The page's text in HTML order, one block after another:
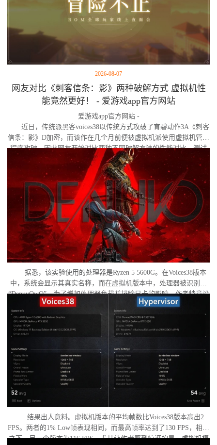
2026-08-07
网友对比《刺客信条：影》两种破解方式 虚拟机性
能竟然更好！ - 爱游戏app官方网站
爱游戏app官方网站 -
近日，传统派黑客voices38以传统方式攻破了育碧动作3A《刺客
信条：影》D加密，而该作在几个月前便被虚拟机派使用虚拟机管理
程序攻破。因此网友开始对比两种不同破解方法的性能对比。测试
作者决定验证，虚拟机管理程序是否真的会像许多玩家认为的那
样，导致明显的帧数下降。
据悉，该实验使用的处理器是Ryzen 5 5600G。在Voices38版本
中，系统会显示其真实名称，而在虚拟机版本中，处理器被识别为
“DenuvOwO”。为了增加处理器负载并排除显卡的影响，作者特意设
置了低分辨率，并将所有图形设置调至“极低”模式。两项测试均在相
同条件下进行：内存完整性和基于虚拟化的安全性（VBS）均已关
闭，并且两轮测试之间电脑甚至没有重启。
结果出人意料。虚拟机版本的平均帧数比Voices38版本高出2
FPS。两者的1% Low帧表现相同，而最高帧率达到了130 FPS，相比
之下，另一个版本为116 FPS。尤其让作者感到惊讶的是，虚拟机模